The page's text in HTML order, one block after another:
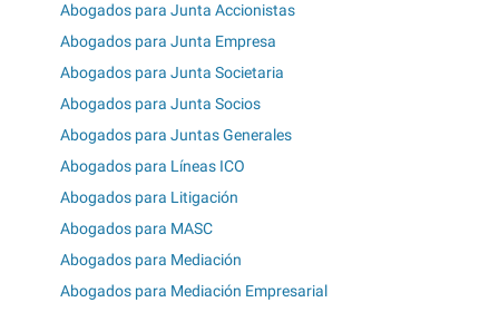
Abogados para Junta Accionistas
Abogados para Junta Empresa
Abogados para Junta Societaria
Abogados para Junta Socios
Abogados para Juntas Generales
Abogados para Líneas ICO
Abogados para Litigación
Abogados para MASC
Abogados para Mediación
Abogados para Mediación Empresarial